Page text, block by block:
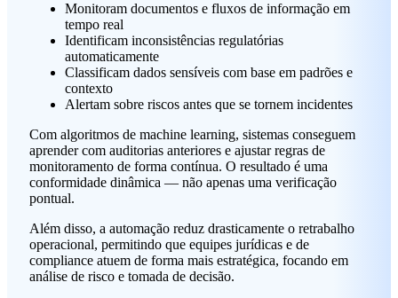
Monitoram documentos e fluxos de informação em
tempo real
Identificam inconsistências regulatórias
automaticamente
Classificam dados sensíveis com base em padrões e
contexto
Alertam sobre riscos antes que se tornem incidentes
Com algoritmos de machine learning, sistemas conseguem
aprender com auditorias anteriores e ajustar regras de
monitoramento de forma contínua. O resultado é uma
conformidade dinâmica — não apenas uma verificação
pontual.
Além disso, a automação reduz drasticamente o retrabalho
operacional, permitindo que equipes jurídicas e de
compliance atuem de forma mais estratégica, focando em
análise de risco e tomada de decisão.